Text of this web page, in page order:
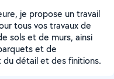
je propose un travail
tous vos travaux de
sols et de murs, ainsi
et de
détail et des finitions.